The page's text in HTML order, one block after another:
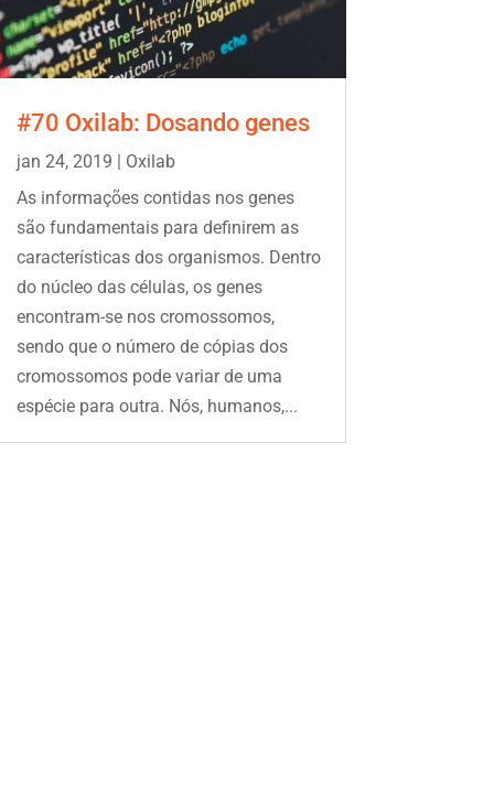
#70 Oxilab: Dosando genes
jan 24, 2019 | Oxilab
As informações contidas nos genes
são fundamentais para definirem as
características dos organismos. Dentro
do núcleo das células, os genes
encontram-se nos cromossomos,
sendo que o número de cópias dos
cromossomos pode variar de uma
espécie para outra. Nós, humanos,...